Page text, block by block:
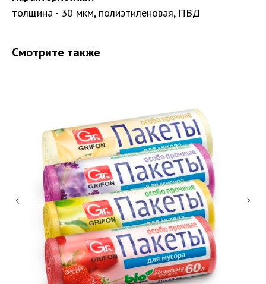
толщина - 30 мкм, полиэтиленовая, ПВД
Смотрите также